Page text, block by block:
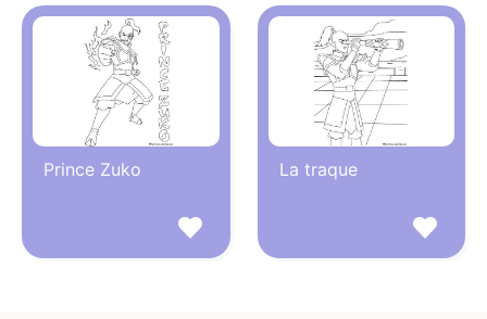
Prince Zuko La traque